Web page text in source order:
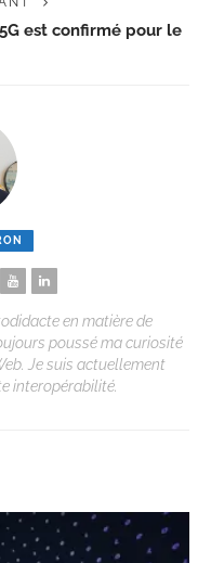
est confirmé pour le
en matière de
poussé ma curiosité
Je suis actuellement
interopérabilité.